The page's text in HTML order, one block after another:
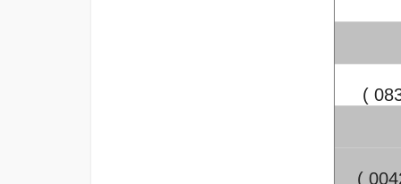
(
(